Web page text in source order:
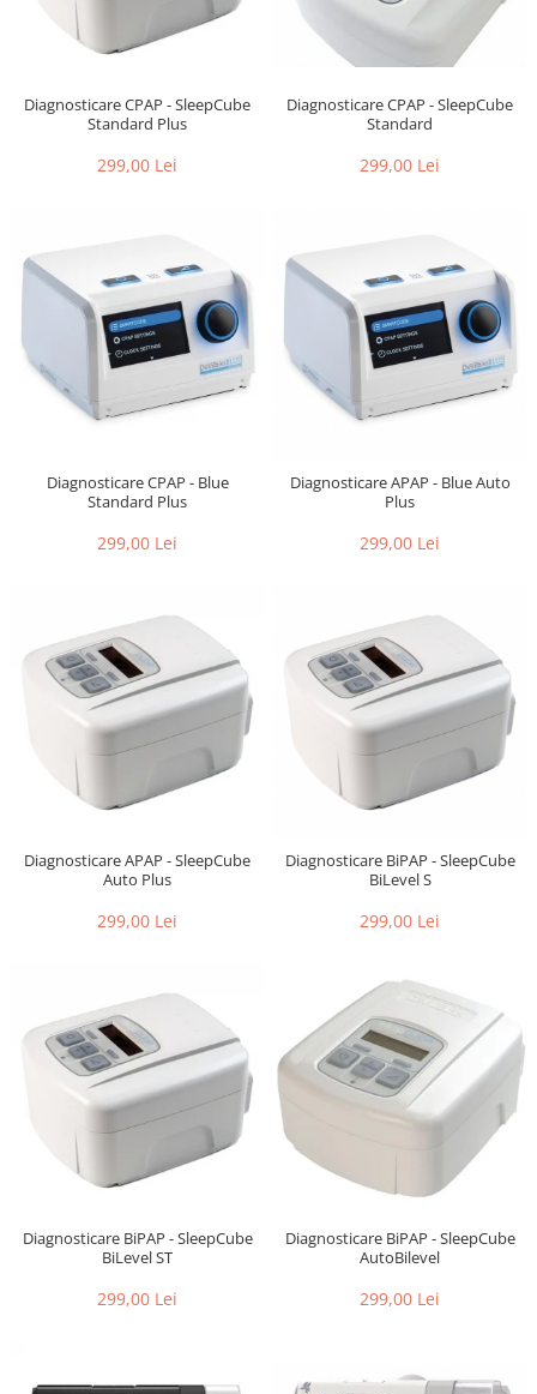
Diagnosticare CPAP - SleepCube
Standard Plus
299,00 Lei
Diagnosticare CPAP - SleepCube
Standard
299,00 Lei
Diagnosticare CPAP - Blue
Standard Plus
299,00 Lei
Diagnosticare APAP - Blue Auto
Plus
299,00 Lei
Diagnosticare APAP - SleepCube
Auto Plus
299,00 Lei
Diagnosticare BiPAP - SleepCube
BiLevel S
299,00 Lei
Diagnosticare BiPAP - SleepCube
BiLevel ST
299,00 Lei
Diagnosticare BiPAP - SleepCube
AutoBilevel
299,00 Lei